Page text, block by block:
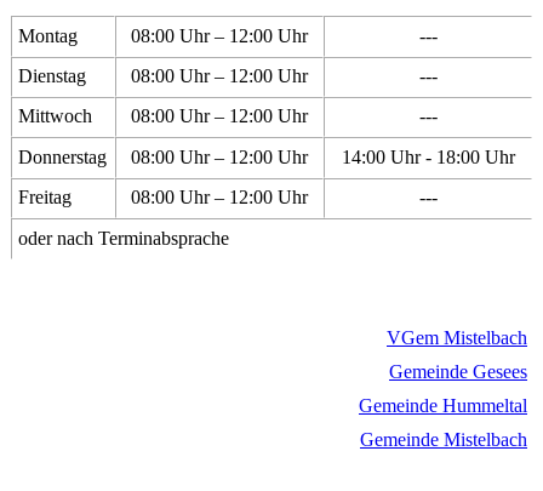
Montag 08:00 Uhr – 12:00 Uhr
---
Dienstag
08:00 Uhr – 12:00 Uhr
---
Mittwoch
08:00 Uhr – 12:00 Uhr
---
Donnerstag
08:00 Uhr – 12:00 Uhr
14:00 Uhr - 18:00 Uhr
Freitag
08:00 Uhr – 12:00 Uhr
---
oder nach Terminabsprache
VGem Mistelbach
Gemeinde Gesees
Gemeinde Hummeltal
Gemeinde Mistelbach